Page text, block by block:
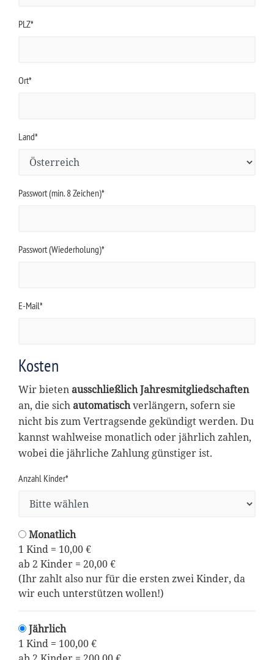
PLZ*
Ort*
Land*
Passwort (min. 8 Zeichen)*
Passwort (Wiederholung)*
E-Mail*
Kosten
Wir bietenausschließlich Jahresmitgliedschaften
an, die sichautomatischverlängern, sofern sie
nicht bis zum Vertragsende gekündigt werden. Du
kannst wahlweise monatlich oder jährlich zahlen,
wobei die jährliche Zahlung günstiger ist.
Anzahl Kinder*
Monatlich
1 Kind = 10,00 €
ab 2 Kinder = 20,00 €
(Ihr zahlt also nur für die ersten zwei Kinder, da
wir euch unterstützen wollen!)
Jährlich
1 Kind = 100,00 €